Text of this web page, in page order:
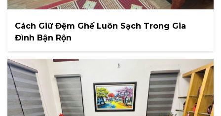
Cách Giữ Đệm Ghế Luôn Sạch Trong Gia
Đình Bận Rộn